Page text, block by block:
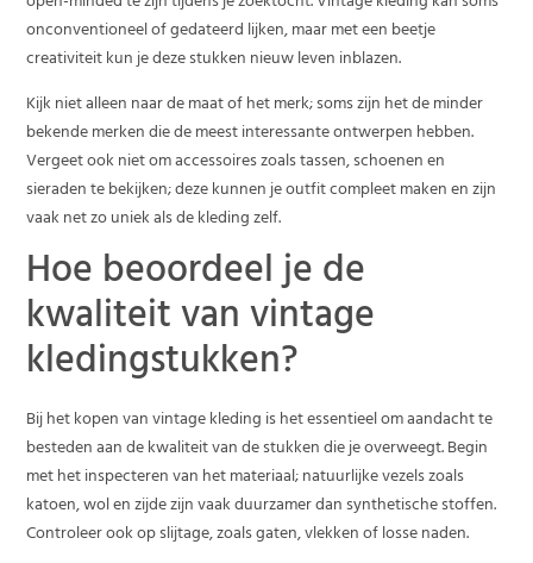
onconventioneel of gedateerd lijken, maar met een beetje
creativiteit kun je deze stukken nieuw leven inblazen.
Kijk niet alleen naar de maat of het merk; soms zijn het de minder
bekende merken die de meest interessante ontwerpen hebben.
Vergeet ook niet om accessoires zoals tassen, schoenen en
sieraden te bekijken; deze kunnen je outfit compleet maken en zijn
vaak net zo uniek als de kleding zelf.
Hoe beoordeel je de
kwaliteit van vintage
kledingstukken?
Bij het kopen van vintage kleding is het essentieel om aandacht te
besteden aan de kwaliteit van de stukken die je overweegt. Begin
met het inspecteren van het materiaal; natuurlijke vezels zoals
katoen, wol en zijde zijn vaak duurzamer dan synthetische stoffen.
Controleer ook op slijtage, zoals gaten, vlekken of losse naden.